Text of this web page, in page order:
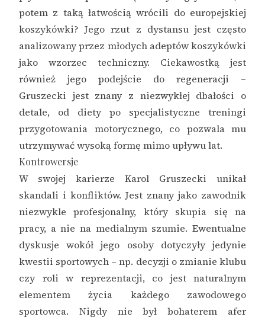
potem z taką łatwością wrócili do europejskiej
koszykówki? Jego rzut z dystansu jest często
analizowany przez młodych adeptów koszykówki
jako wzorzec techniczny. Ciekawostką jest
również jego podejście do regeneracji –
Gruszecki jest znany z niezwykłej dbałości o
detale, od diety po specjalistyczne treningi
przygotowania motorycznego, co pozwala mu
utrzymywać wysoką formę mimo upływu lat.
Kontrowersje
W swojej karierze Karol Gruszecki unikał
skandali i konfliktów. Jest znany jako zawodnik
niezwykle profesjonalny, który skupia się na
pracy, a nie na medialnym szumie. Ewentualne
dyskusje wokół jego osoby dotyczyły jedynie
kwestii sportowych – np. decyzji o zmianie klubu
czy roli w reprezentacji, co jest naturalnym
elementem życia każdego zawodowego
sportowca. Nigdy nie był bohaterem afer